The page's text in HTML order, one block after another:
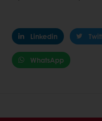
Linkedin
WhatsApp